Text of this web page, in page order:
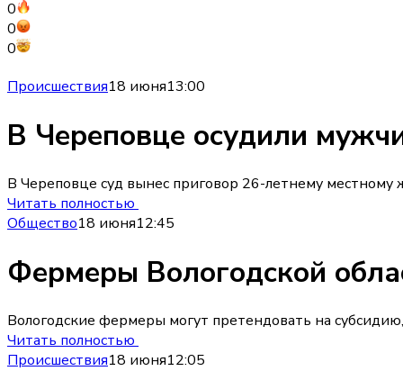
0
0
0
Происшествия18 июня13:00
В Череповце осудили
В Череповце суд вынес приговор 26-летнему местному
Читать полностью
Общество18 июня12:45
Фермеры Вологодской
Вологодские фермеры могут претендовать на
Читать полностью
Происшествия18 июня12:05